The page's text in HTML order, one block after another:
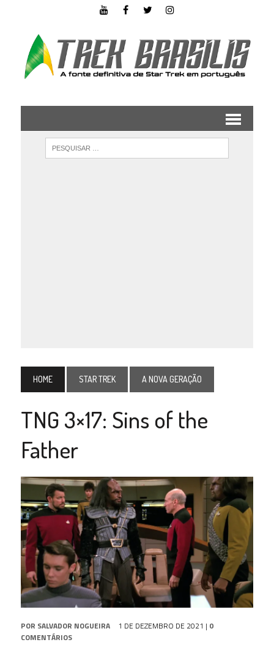
HOME STAR TREK A NOVA GERAÇÃO
TNG 3×17: Sins of the
Father
POR SALVADOR NOGUEIRA 1 DE DEZEMBRO DE 2021 | 0
COMENTÁRIOS